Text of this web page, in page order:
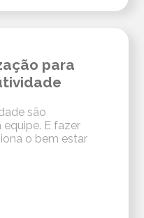
para
são
equipe. E fazer
o bem estar